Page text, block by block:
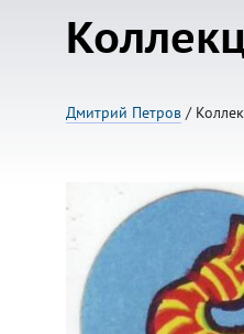
Дмитрий Петров /